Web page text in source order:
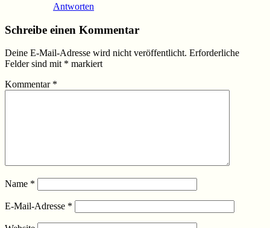
Antworten
Schreibe einen Kommentar
Deine E-Mail-Adresse wird nicht veröffentlicht. Erforderliche
Felder sind mit * markiert
Kommentar *
Name *
E-Mail-Adresse *